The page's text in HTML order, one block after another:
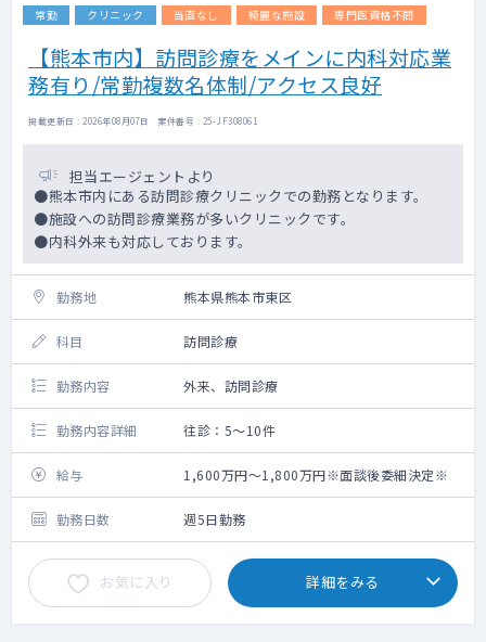
常勤 クリニック 当直なし 綺麗な施設 専門医資格不問
【熊本市内】訪問診療をメインに内科対応業
務有り/常勤複数名体制/アクセス良好
掲載更新日 : 2026年08月07日 案件番号 : 25-JF308061
担当エージェントより
●熊本市内にある訪問診療クリニックでの勤務となります。
●施設への訪問診療業務が多いクリニックです。
●内科外来も対応しております。
勤務地 熊本県熊本市東区
科目 訪問診療
勤務内容 外来、訪問診療
勤務内容詳細 往診：5～10件
給与 1,600万円～1,800万円※面談後委細決定※
勤務日数 週5日勤務
お気に入り 詳細をみる